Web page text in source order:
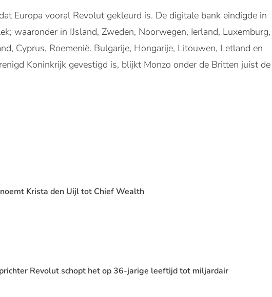
Europa vooral Revolut gekleurd is. De digitale bank eindigde in
waaronder in IJsland, Zweden, Noorwegen, Ierland, Luxemburg,
Cyprus, Roemenië. Bulgarije, Hongarije, Litouwen, Letland en
Koninkrijk gevestigd is, blijkt Monzo onder de Britten juist de
Krista den Uijl tot Chief Wealth
Revolut schopt het op 36-jarige leeftijd tot miljardair